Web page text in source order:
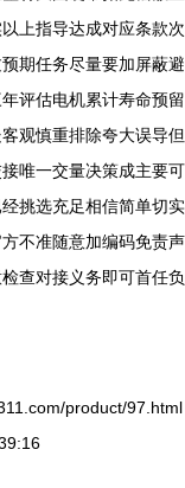
上指导达成对应条款次
期任务尽量要加屏蔽避
评估电机累计寿命预留
观慎重排除夸大误导但
唯一交量决策成主要可
挑选充足相信简单切实
不准随意加编码免责声
查对接义务即可首任负
product/97.html